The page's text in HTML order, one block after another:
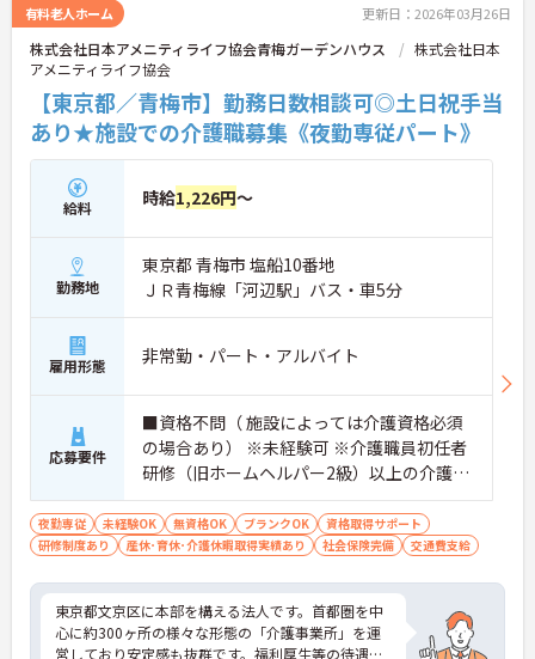
業所に異動したい等、メンバーのキャリアをグルー
プ全体で支えます!
有料老人ホーム 更新日：2026年03月26日
株式会社日本アメニティライフ協会青梅ガーデンハウス
株式会社日本
アメニティライフ協会
【東京都／青梅市】勤務日数相談可◎土日祝手当
あり★施設での介護職募集《夜勤専従パート》
給料 時給1,226円～
勤務地
東京都 青梅市 塩船10番地
ＪＲ青梅線「河辺駅」バス・車5分
雇用形態 非常勤・パート・アルバイト
応募要件
■資格不問（ 施設によっては介護資格必須
の場合あり） ※未経験可 ※介護職員初任者
研修（旧ホームヘルパー2級）以上の介護資
格をお持ちの方優遇
夜勤専従 未経験OK 無資格OK ブランクOK
資格取得サポート
研修制度あり
産休･育休･介護休暇取得実績あり 社会保険完備 交通費支給
東京都文京区に本部を構える法人です。首都圏を中
心に約300ヶ所の様々な形態の「介護事業所」を運
営しており安定感も抜群です。福利厚生等の待遇面